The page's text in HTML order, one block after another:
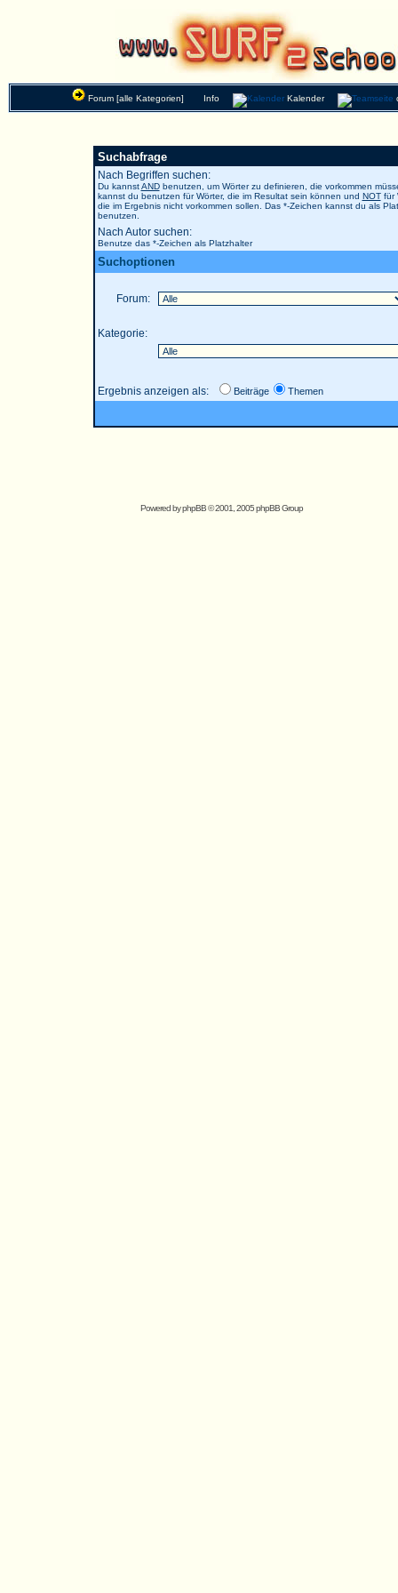
Forum [alle Kategorien] Info Kalender
Suchabfrage
Nach Begriffen suchen:
Du kannstANDbenutzen, um Wörter zu definieren, die vorkommen
kannst du benutzen für Wörter, die im Resultat sein können und NOTfür
die im Ergebnis nicht vorkommen sollen. Das *-Zeichen kannst du als
benutzen.
Nach Autor suchen:
Benutze das *-Zeichen als Platzhalter
Suchoptionen
Forum:
Kategorie:
Ergebnis anzeigen als: Beiträge Themen
Powered byphpBB© 2001, 2005 phpBB Group